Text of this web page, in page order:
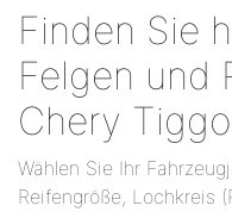
Finden Sie
Felgen und
Chery
Wählen Sie Ihr
Reifengröße, Lochkreis